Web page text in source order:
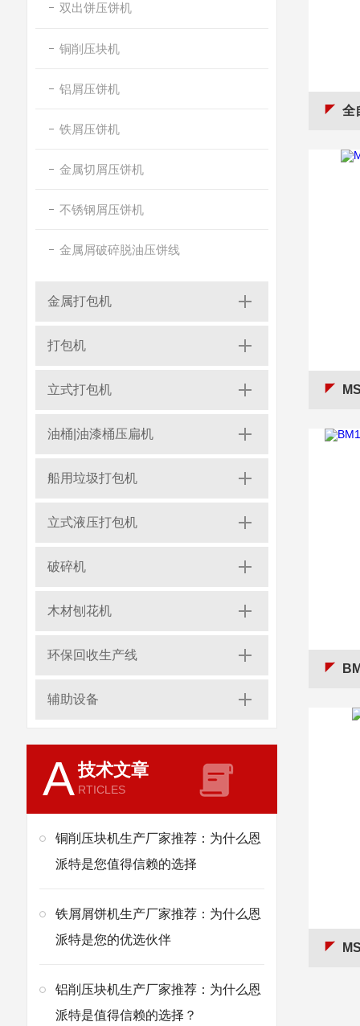
双出饼压饼机
铜削压块机
铝屑压饼机
铁屑压饼机
金属切屑压饼机
不锈钢屑压饼机
金属屑破碎脱油压饼线
金属打包机
打包机
立式打包机
油桶|油漆桶压扁机
船用垃圾打包机
立式液压打包机
破碎机
木材刨花机
环保回收生产线
辅助设备
A技术文章
RTICLES
铜削压块机生产厂家推荐：为什么恩
派特是您值得信赖的选择
铁屑屑饼机生产厂家推荐：为什么恩
派特是您的优选伙伴
铝削压块机生产厂家推荐：为什么恩
派特是值得信赖的选择？
全